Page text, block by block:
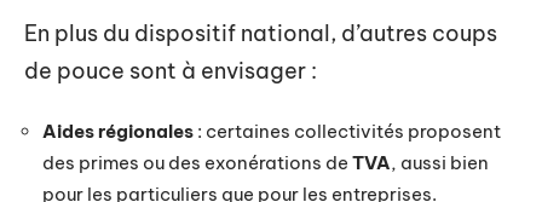
En plus du dispositif national, d’autres coups
de pouce sont à envisager :
Aides régionales : certaines collectivités proposent
des primes ou des exonérations de TVA, aussi bien
pour les particuliers que pour les entreprises.